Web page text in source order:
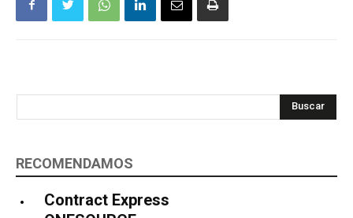
Buscar
RECOMENDAMOS
Contract Express